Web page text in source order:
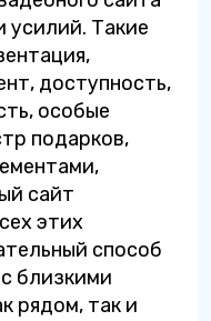
усилий. Такие
доступность,
особые
подарков,
сайт
этих
способ
близкими
рядом, так и